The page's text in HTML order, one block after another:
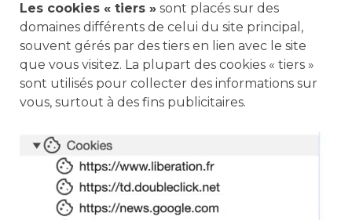
Les cookies « tiers » sont placés sur des
domaines différents de celui du site principal,
souvent gérés par des tiers en lien avec le site
que vous visitez. La plupart des cookies « tiers »
sont utilisés pour collecter des informations sur
vous, surtout à des fins publicitaires.